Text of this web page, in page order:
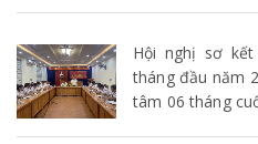
Hội nghị sơ
tháng đầu năm
tâm 06 tháng